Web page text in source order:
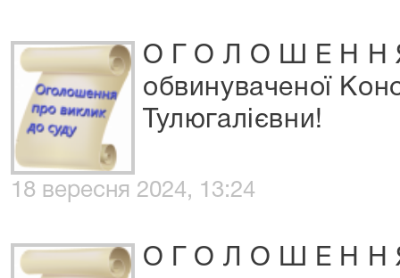
О Г О Л О Ш Е Н Н Я
обвинуваченої
Тулюгалієвни!
18 вересня 2024, 13:24
О Г О Л О Ш Е Н Н Я